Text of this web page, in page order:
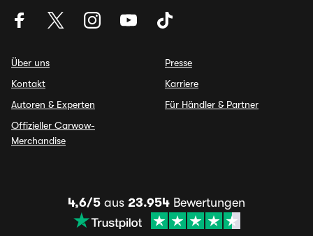
Über uns
Kontakt
Autoren & Experten
Offizieller Carwow-
Merchandise
Presse
Karriere
Für Händler & Partner
4,6/5 aus 23.954 Bewertungen